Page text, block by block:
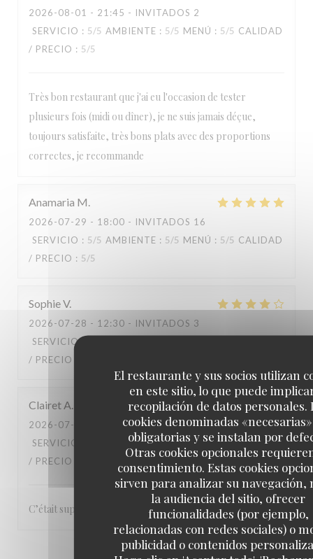
El restaurante y sus socios utilizan
en este sitio, lo que puede
recopilación de datos personales.
cookies denominadas
obligatorias y se instalan por
Otras cookies opcionales
consentimiento. Estas cookies
sirven para analizar su navegación,
la audiencia del sitio, ofrecer
funcionalidades (por ejemplo,
relacionadas con redes sociales) o
publicidad o contenidos
2026-08-01 - 21:45 - INVITADOS 2
SERVICIO : 5/5 AMBIENTE : 5/5 MENÚ : 5/5 CALIDAD
/ PRECIO : 5/5
Très bon restaurant que j'ai eu l'occasion de tester
plusieurs fois (midi ou dîner), je ne suis jamais déçue,
toujours satisfaite, très bons plats avec des proportions
correctes, je recommande
Anamaria M
2026-07-29 - 18:00 - INVITADOS 16
SERVICIO : 5/5 AMBIENTE : 5/5 MENÚ : 5/5 CALIDAD
/ PRECIO : 5/5
SophieV
2026-07-28 - 12:30 - INVITADOS 3
SERVICIO:
/ PRECIO
ClairetA
2026-07-28
- 13:00 - INVITADOS 3
SERVICIO
AMBIENTE: 5/5 MENÚ: 5/5 CALIDAD
/ PRECIO
C’était super, le service, le repas rien à redire ! Merci
1 2 3